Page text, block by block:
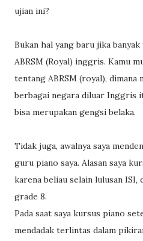
ujian ini?
Bukan hal yang baru jika
ABRSM (Royal) inggris. Kamu
tentang ABRSM (royal),
berbagai negara diluar Inggris
bisa merupakan gengsi belaka.
Tidak juga, awalnya saya
guru piano saya. Alasan saya
karena beliau selain lulusan ISI,
grade 8.
Pada saat saya kursus piano
mendadak terlintas dalam